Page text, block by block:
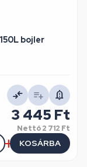
bojler
3 445 Ft
Nettó2 712 Ft
KOSÁRBA